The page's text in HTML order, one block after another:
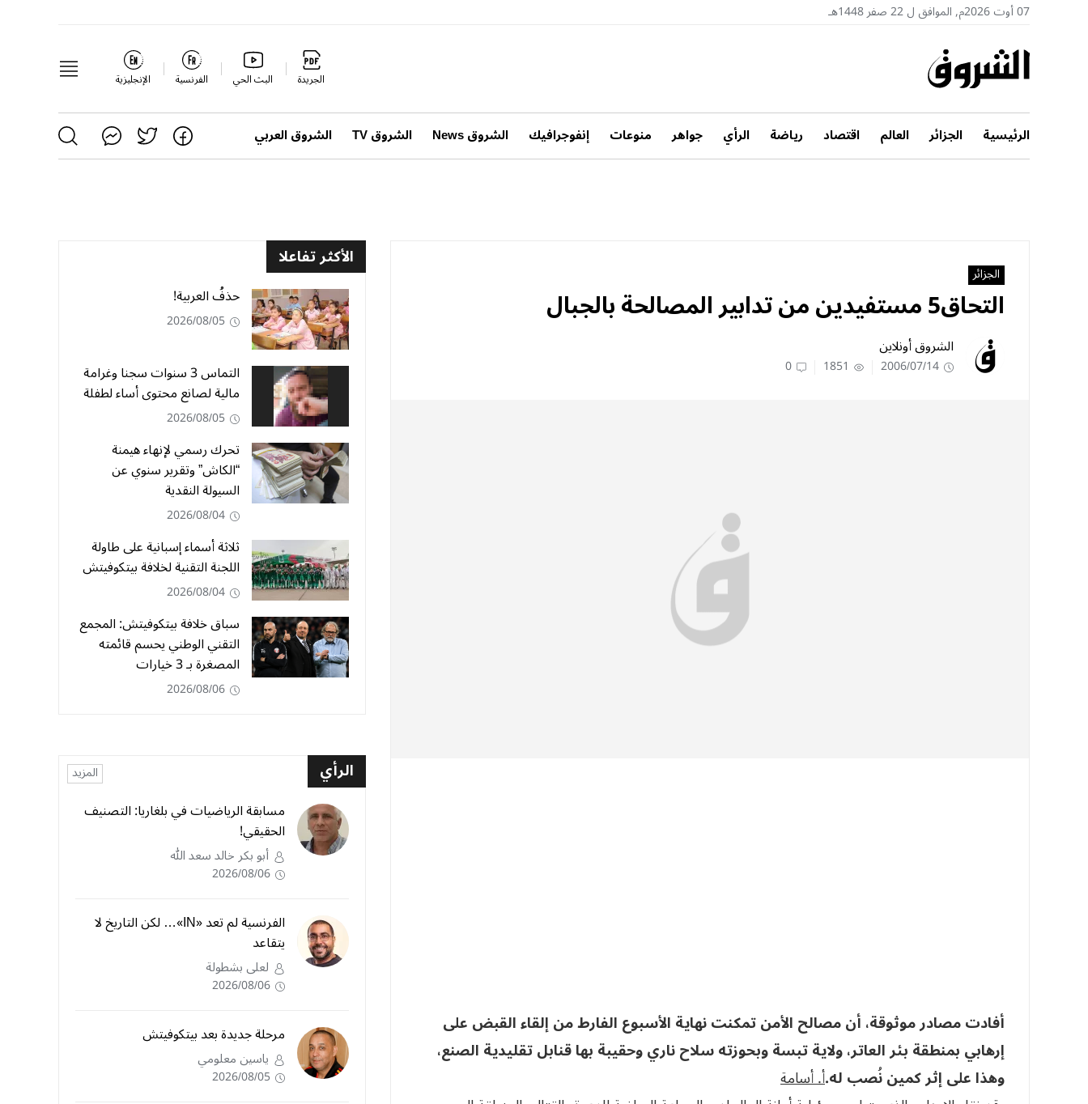
07 أوت 2026م, الموافق ل 22 صفر 1448هـ
الجريدة البث الحي الفرنسية الإنجليزية
الرئيسية الجزائر العالم اقتصاد رياضة الرأي جواهر منوعات إنفوجرافيك الشروق News الشروق TV الشروق العربي
الجزائر
التحاق5 مستفيدين من تدابير المصالحة بالجبال
الشروق أونلاين
2006/07/14
1851
0
أفادت مصادر موثوقة، أن مصالح الأمن تمكنت نهاية الأسبوع الفارط من إلقاء القبض على
إرهابي بمنطقة بئر العاتر، ولاية تبسة وبحوزته سلاح ناري وحقيبة بها قنابل تقليدية الصنع،
وهذا على إثر كمين نُصب له.أ‮. ‬أسامة
الأكثر تفاعلا
حذفُ العربية!
2026/08/05
التماس 3 سنوات سجنا وغرامة
مالية لصانع محتوى أساء لطفلة
2026/08/05
تحرك رسمي لإنهاء هيمنة
“الكاش” وتقرير سنوي عن
السيولة النقدية
2026/08/04
ثلاثة أسماء إسبانية على طاولة
اللجنة التقنية لخلافة بيتكوفيتش
2026/08/04
سباق خلافة بيتكوفيتش: المجمع
التقني الوطني يحسم قائمته
المصغرة بـ 3 خيارات
2026/08/06
الرأي المزيد
مسابقة الرياضيات في بلغاريا: التصنيف
الحقيقي!
أبو بكر خالد سعد الله
2026/08/06
الفرنسية لم تعد «IN»… لكن التاريخ لا
يتقاعد
لعلى بشطولة
2026/08/06
مرحلة جديدة بعد بيتكوفيتش
ياسين معلومي
2026/08/05